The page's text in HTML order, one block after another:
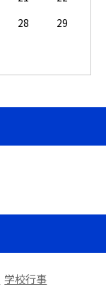
28
29
学校行事